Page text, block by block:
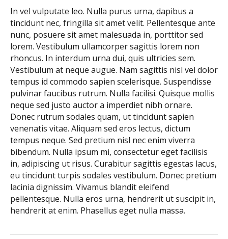
In vel vulputate leo. Nulla purus urna, dapibus a
tincidunt nec, fringilla sit amet velit. Pellentesque ante
nunc, posuere sit amet malesuada in, porttitor sed
lorem. Vestibulum ullamcorper sagittis lorem non
rhoncus. In interdum urna dui, quis ultricies sem.
Vestibulum at neque augue. Nam sagittis nisl vel dolor
tempus id commodo sapien scelerisque. Suspendisse
pulvinar faucibus rutrum. Nulla facilisi. Quisque mollis
neque sed justo auctor a imperdiet nibh ornare.
Donec rutrum sodales quam, ut tincidunt sapien
venenatis vitae. Aliquam sed eros lectus, dictum
tempus neque. Sed pretium nisl nec enim viverra
bibendum. Nulla ipsum mi, consectetur eget facilisis
in, adipiscing ut risus. Curabitur sagittis egestas lacus,
eu tincidunt turpis sodales vestibulum. Donec pretium
lacinia dignissim. Vivamus blandit eleifend
pellentesque. Nulla eros urna, hendrerit ut suscipit in,
hendrerit at enim. Phasellus eget nulla massa.